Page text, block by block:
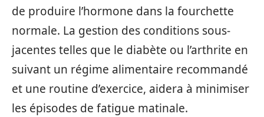
de produire l’hormone dans la fourchette
normale. La gestion des conditions sous-
jacentes telles que le diabète ou l’arthrite en
suivant un régime alimentaire recommandé
et une routine d’exercice, aidera à minimiser
les épisodes de fatigue matinale.